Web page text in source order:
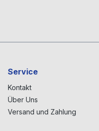
Service
Kontakt
Über Uns
Versand und Zahlung